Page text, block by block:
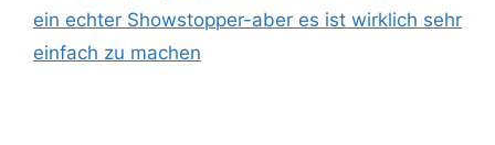
ein echter Showstopper-aber es ist wirklich sehr
einfach zu machen